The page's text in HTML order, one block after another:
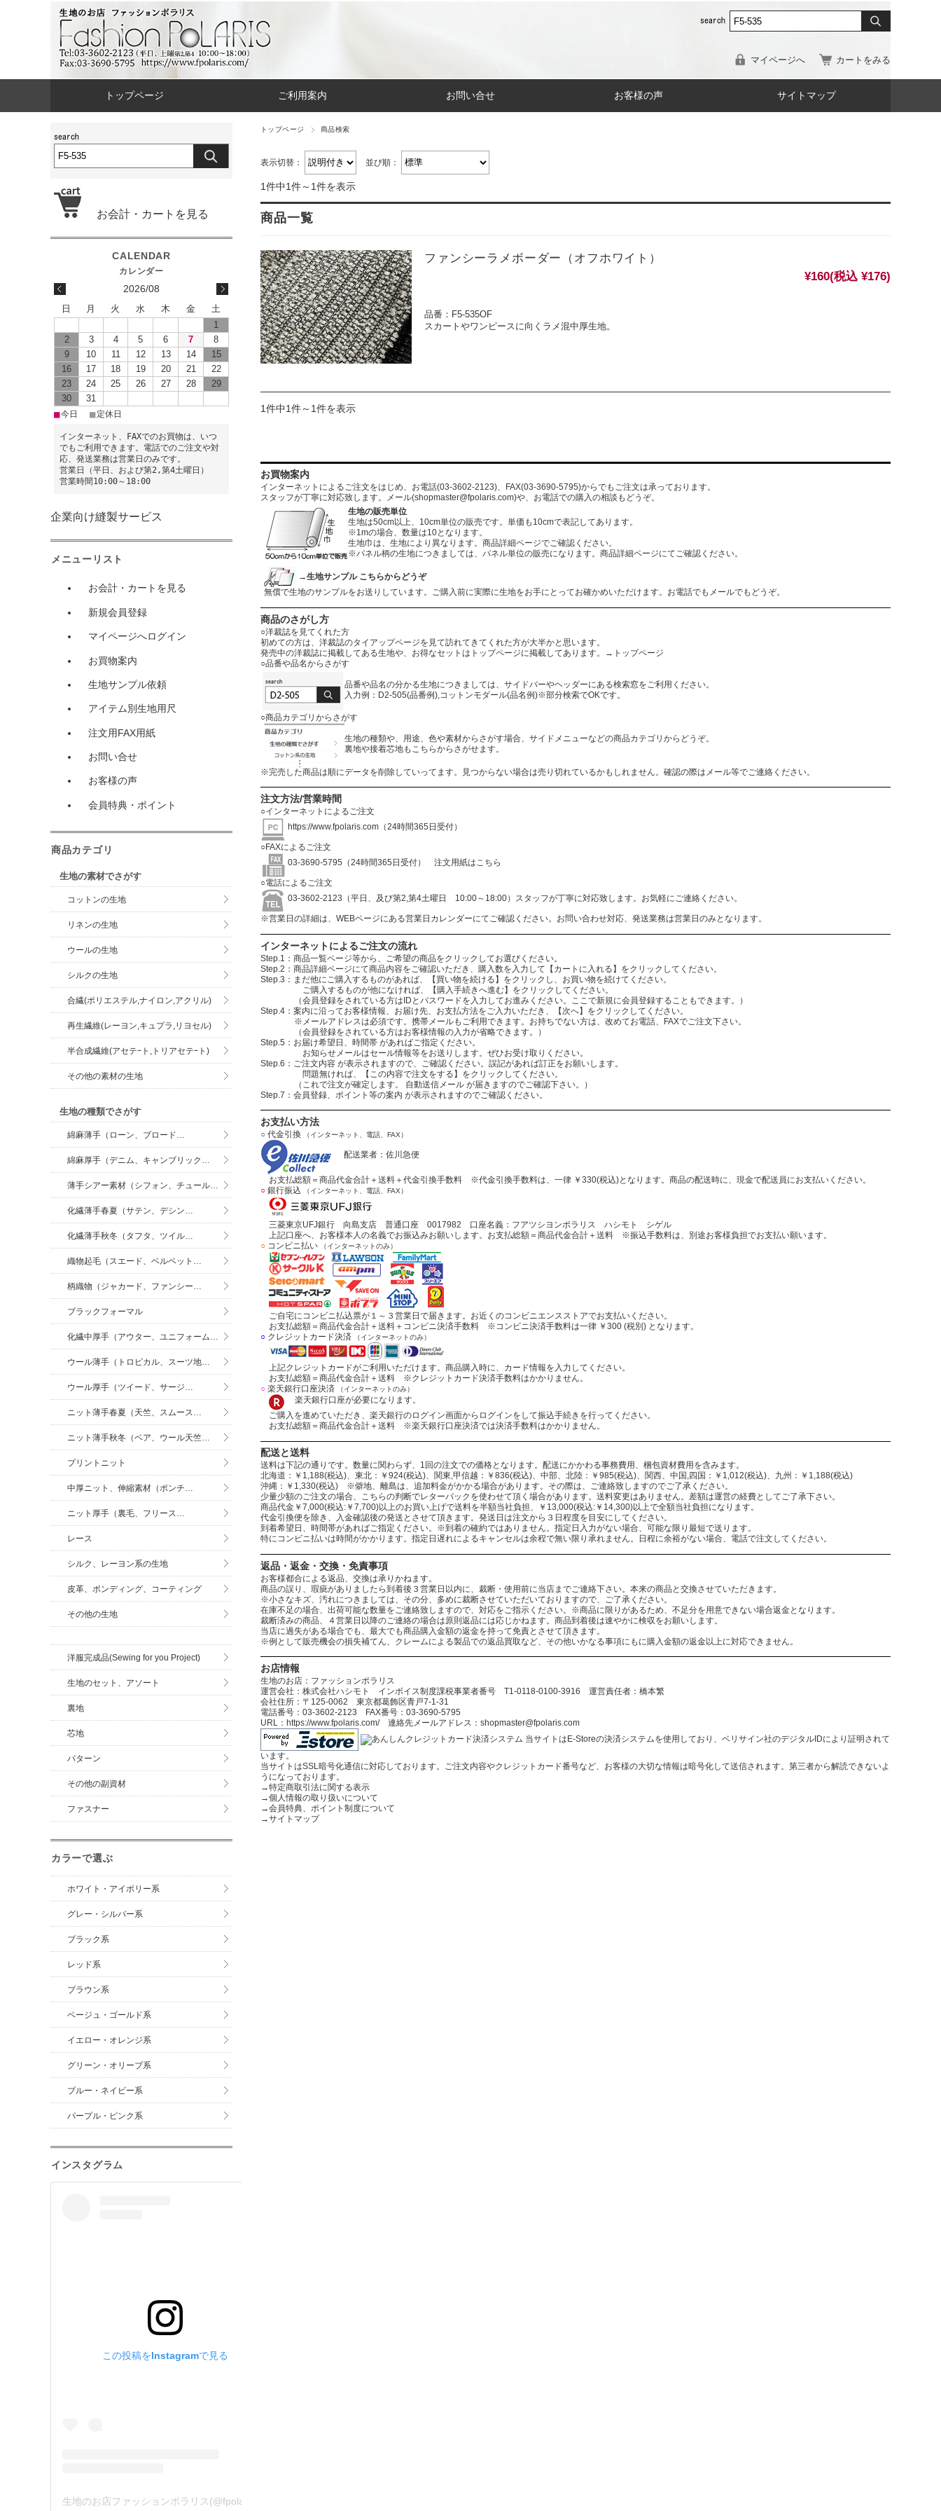
マイページへ カートをみる
トップページ ご利用案内 お問い合せ お客様の声 サイトマップ
トップページ 商品検索
表示切替： 並び順：
1件中1件～1件を表示
商品一覧
ファンシーラメボーダー（オフホワイト）
¥160(税込 ¥176)
品番：F5-535OF
スカートやワンピースに向くラメ混中厚生地。
1件中1件～1件を表示
お買物案内
インターネットによるご注文をはじめ、お電話(03-3602-2123)、FAX(03-3690-5795)からでもご注文は承っております。
スタッフが丁寧に対応致します。メール(shopmaster@fpolaris.com)や、お電話での購入の相談もどうぞ。
生地の販売単位
生地は50cm以上、10cm単位の販売です。単価も10cmで表記してあります。
※1mの場合、数量は10となります。
生地巾は、生地により異なります。商品詳細ページでご確認ください。
※パネル柄の生地につきましては、パネル単位の販売になります。商品詳細ページにてご確認ください。
→生地サンプル こちらからどうぞ
無償で生地のサンプルをお送りしています。ご購入前に実際に生地をお手にとってお確かめいただけます。お電話でもメールでもどうぞ。
商品のさがし方
○洋裁誌を見てくれた方
初めての方は、洋裁誌のタイアップページを見て訪れてきてくれた方が大半かと思います。
発売中の洋裁誌に掲載してある生地や、お得なセットはトップページに掲載してあります。
→トップページ
○品番や品名からさがす
品番や品名の分かる生地につきましては、サイドバーやヘッダーにある検索窓をご利用ください。
入力例：D2-505(品番例),コットンモダール(品名例)※部分検索でOKです。
○商品カテゴリからさがす
生地の種類や、用途、色や素材からさがす場合、サイドメニューなどの商品カテゴリからどうぞ。
裏地や接着芯地もこちらからさがせます。
※完売した商品は順にデータを削除していってます。見つからない場合は売り切れているかもしれません。確認の際はメール等でご連絡ください。
注文方法/営業時間
○インターネットによるご注文
https://www.fpolaris.com （24時間365日受付）
○FAXによるご注文
03-3690-5795（24時間365日受付）
注文用紙はこちら
○電話によるご注文
03-3602-2123（平日、及び第2,第4土曜日 10:00～18:00）スタッフが丁寧に対応致します。お気軽にご連絡ください。
※営業日の詳細は、WEBページにある営業日カレンダーにてご確認ください。お問い合わせ対応、発送業務は営業日のみとなります。
インターネットによるご注文の流れ
Step.1：商品一覧ページ等から、ご希望の商品をクリックしてお選びください。
Step.2：商品詳細ページにて商品内容をご確認いただき、購入数を入力して【カートに入れる】をクリックしてください。
Step.3：まだ他にご購入するものがあれば、【買い物を続ける】をクリックし、お買い物を続けてください。
ご購入するものが他になければ、【購入手続きへ進む】をクリックしてください。
（会員登録をされている方はIDとパスワードを入力してお進みください。ここで新規に会員登録することもできます。）
Step.4：案内に沿ってお客様情報、お届け先、お支払方法をご入力いただき、【次へ】をクリックしてください。
※メールアドレスは必須です。携帯メールもご利用できます。お持ちでない方は、改めてお電話、FAXでご注文下さい。
（会員登録をされている方はお客様情報の入力が省略できます。）
Step.5：お届け希望日、時間帯 があればご指定ください。
お知らせメールはセール情報等をお送りします。ぜひお受け取りください。
Step.6：ご注文内容 が表示されますので、ご確認ください。誤記があれば訂正をお願いします。
問題無ければ、【この内容で注文をする】をクリックしてください。
（これで注文が確定します。 自動送信メール が届きますのでご確認下さい。）
Step.7：会員登録、ポイント等の案内 が表示されますのでご確認ください。
お支払い方法
○ 代金引換 （インターネット、電話、FAX）
配送業者：佐川急便
お支払総額＝商品代金合計＋送料＋代金引換手数料 ※代金引換手数料は、一律 ￥330(税込)となります。商品の配送時に、現金で配送員にお支払いください。
○ 銀行振込 （インターネット、電話、FAX）
三菱東京UFJ銀行 向島支店 普通口座 0017982 口座名義：フアツシヨンポラリス ハシモト シゲル
上記口座へ、お客様本人の名義でお振込みお願いします。お支払総額＝商品代金合計＋送料 ※振込手数料は、別途お客様負担でお支払い願います。
○ コンビニ払い （インターネットのみ）
ご自宅にコンビニ払込票が１～３営業日で届きます。お近くのコンビニエンスストアでお支払いください。
お支払総額＝商品代金合計＋送料＋コンビニ決済手数料 ※コンビニ決済手数料は一律 ￥300 (税別) となります。
○ クレジットカード決済 （インターネットのみ）
上記クレジットカードがご利用いただけます。商品購入時に、カード情報を入力してください。
お支払総額＝商品代金合計＋送料 ※クレジットカード決済手数料はかかりません。
○ 楽天銀行口座決済 （インターネットのみ）
楽天銀行口座が必要になります。
ご購入を進めていただき、楽天銀行のログイン画面からログインをして振込手続きを行ってください。
お支払総額＝商品代金合計＋送料 ※楽天銀行口座決済では決済手数料はかかりません。
配送と送料
送料は下記の通りです。数量に関わらず、1回の注文での価格となります。配送にかかわる事務費用、梱包資材費用を含みます。
北海道：￥1,188(税込)、東北：￥924(税込)、関東,甲信越：￥836(税込)、中部、北陸：￥985(税込)、関西、中国,四国：￥1,012(税込)、九州：￥1,188(税込)
沖縄：￥1,330(税込) ※僻地、離島は、追加料金がかかる場合があります。その際は、ご連絡致しますのでご了承ください。
少量少額のご注文の場合、こちらの判断でレターパックを使わせて頂く場合があります。送料変更はありません。差額は運営の経費としてご了承下さい。
商品代金￥7,000(税込:￥7,700)以上のお買い上げで送料を半額当社負担、￥13,000(税込:￥14,300)以上で全額当社負担になります。
代金引換便を除き、入金確認後の発送とさせて頂きます。発送日は注文から３日程度を目安にしてください。
到着希望日、時間帯があればご指定ください。※到着の確約ではありません。指定日入力がない場合、可能な限り最短で送ります。
特にコンビニ払いは時間がかかります。指定日遅れによるキャンセルは余程で無い限り承れません。日程に余裕がない場合、電話で注文してください。
返品・返金・交換・免責事項
お客様都合による返品、交換は承りかねます。
商品の誤り、瑕疵がありましたら到着後３営業日以内に、裁断・使用前に当店までご連絡下さい。本来の商品と交換させていただきます。
※小さなキズ、汚れにつきましては、その分、多めに裁断させていただいておりますので、ご了承ください。
在庫不足の場合、出荷可能な数量をご連絡致しますので、対応をご指示ください。※商品に限りがあるため、不足分を用意できない場合返金となります。
裁断済みの商品、４営業日以降のご連絡の場合は原則返品には応じかねます。商品到着後は速やかに検収をお願いします。
当店に過失がある場合でも、最大でも商品購入金額の返金を持って免責とさせて頂きます。
※例として販売機会の損失補てん、クレームによる製品での返品買取など、その他いかなる事項にもに購入金額の返金以上に対応できません。
お店情報
生地のお店：ファッションポラリス
運営会社：株式会社ハシモト インボイス制度課税事業者番号 T1-0118-0100-3916 運営責任者：橋本繁
会社住所：〒125-0062 東京都葛飾区青戸7-1-31
電話番号：03-3602-2123 FAX番号：03-3690-5795
URL：https://www.fpolaris.com/ 連絡先メールアドレス：shopmaster@fpolaris.com
当サイトはE-Storeの決済システムを使用しており、ベリサイン社のデジタルIDにより証明されて
います。
当サイトはSSL暗号化通信に対応しております。ご注文内容やクレジットカード番号など、お客様の大切な情報は暗号化して送信されます。第三者から解読できないよ
うになっております。
→特定商取引法に関する表示
→個人情報の取り扱いについて
→会員特典、ポイント制度について
→サイトマップ
お会計・カートを見る
2026/08
日 月 火 水 木 金
土
1
2
3 4 5 6 7
8
9
10 11 12 13 14
15
16
17 18 19 20 21
22
23
24 25 26 27 28
29
30
31
■今日 ■ 定休日
インターネット、FAXでのお買物は、いつ
でもご利用できます。電話でのご注文や対
応、発送業務は営業日のみです。
営業日（平日、および第2,第4土曜日）
営業時間10:00～18:00
企業向け縫製サービス
メニューリスト
お会計・カートを見る
新規会員登録
マイページへログイン
お買物案内
生地サンプル依頼
アイテム別生地用尺
注文用FAX用紙
お問い合せ
お客様の声
会員特典・ポイント
商品カテゴリ
生地の素材でさがす
コットンの生地
リネンの生地
ウールの生地
シルクの生地
合繊(ポリエステル,ナイロン,アクリル)
再生繊維(レーヨン,キュプラ,リヨセル)
半合成繊維(アセテｰト,トリアセテｰト)
その他の素材の生地
生地の種類でさがす
綿麻薄手（ローン、ブロード…
綿麻厚手（デニム、キャンブリック…
薄手シアー素材（シフォン、チュール…
化繊薄手春夏（サテン、デシン…
化繊薄手秋冬（タフタ、ツイル…
織物起毛（スエード、ベルベット…
柄織物（ジャカード、ファンシー…
ブラックフォーマル
化繊中厚手（アウター、ユニフォーム…
ウール薄手（トロピカル、スーツ地…
ウール厚手（ツイード、サージ…
ニット薄手春夏（天竺、スムース…
ニット薄手秋冬（ベア、ウール天竺…
プリントニット
中厚ニット、伸縮素材（ポンチ…
ニット厚手（裏毛、フリース…
レース
シルク、レーヨン系の生地
皮革、ボンディング、コーティング
その他の生地
洋服完成品(Sewing for you Project)
生地のセット、アソート
裏地
芯地
パターン
その他の副資材
ファスナー
カラーで選ぶ
ホワイト・アイボリー系
グレー・シルバー系
ブラック系
レッド系
ブラウン系
ベージュ・ゴールド系
イエロー・オレンジ系
グリーン・オリーブ系
ブルー・ネイビー系
パープル・ピンク系
インスタグラム
この投稿をInstagramで見る